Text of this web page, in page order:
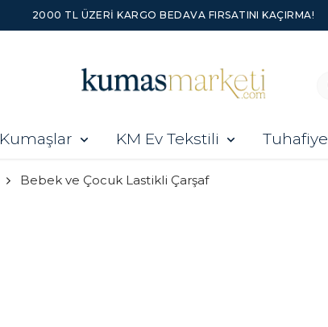
2000 TL ÜZERI KARGO BEDAVA FIRSATINI KAÇIRMA!
Kumaşlar KM Ev Tekstili Tuhafiye
Bebek ve Çocuk Lastikli Çarşaf